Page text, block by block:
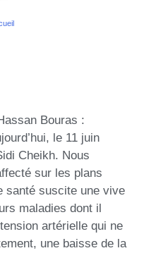
Bouras :
le 11 juin
Cheikh. Nous
sur les plans
santé suscite une vive
maladies dont il
artérielle qui ne
une baisse de la